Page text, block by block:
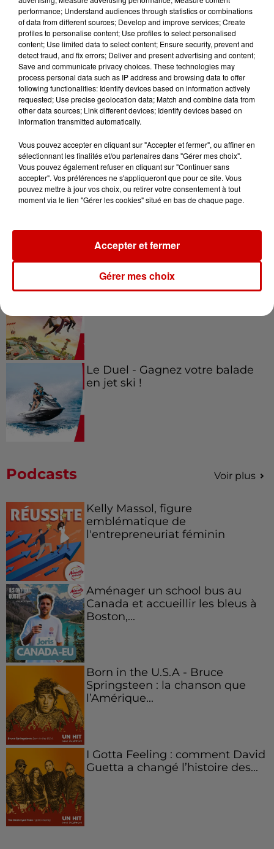
Rochelle, mégaferme de
saumons et succès...
Jeux Voir plus
Gagnez vos places pour le
Gagnez vos entrées pour le
Mans !
Alouette vous invite à
Le Duel - Gagnez votre balade
en jet ski !
Podcasts Voir plus
Kelly Massol, figure
emblématique de
l'entrepreneuriat féminin
Aménager un school bus au
Canada et accueillir les bleus à
Boston,...
Born in the U.S.A - Bruce
Springsteen : la chanson que
l’Amérique...
I Gotta Feeling : comment David
Guetta a changé l’histoire des...
performance; Understand audiences through statistics or combinations
of data from different sources; Develop and improve services; Create
profiles to personalise content; Use profiles to select personalised
content; Use limited data to select content; Ensure security, prevent and
detect fraud, and fix errors; Deliver and present advertising and content;
Save and communicate privacy choices. These technologies may
process personal data such as IP address and browsing data to offer
following functionalities: Identify devices based on information actively
requested; Use precise geolocation data; Match and combine data from
other data sources; Link different devices; Identify devices based on
information transmitted automatically.
Vous pouvez accepter en cliquant sur "Accepter et fermer", ou affiner en
sélectionnant les finalités et/ou partenaires dans "Gérer mes choix".
Vous pouvez également refuser en cliquant sur "Continuer sans
accepter". Vos préférences ne s'appliqueront que pour ce site. Vous
pouvez mettre à jour vos choix, ou retirer votre consentement à tout
moment via le lien "Gérer les cookies" situé en bas de chaque page.
Gérer mes choix
Accepter et fermer